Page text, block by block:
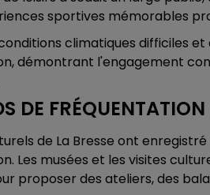
sportives mémorables
climatiques difficiles
démontrant l'engagement
DE
de La Bresse ont
Les musées et les visites
proposer des ateliers, des